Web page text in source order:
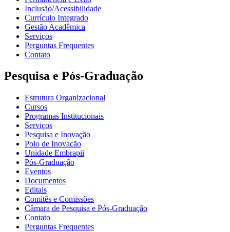
Inclusão/Acessibilidade
Currículo Integrado
Gestão Acadêmica
Serviços
Perguntas Frequentes
Contato
Pesquisa e Pós-Graduação
Estrutura Organizacional
Cursos
Programas Institucionais
Serviços
Pesquisa e Inovação
Polo de Inovação
Unidade Embrapii
Pós-Graduação
Eventos
Documentos
Editais
Comitês e Comissões
Câmara de Pesquisa e Pós-Graduação
Contato
Perguntas Frequentes